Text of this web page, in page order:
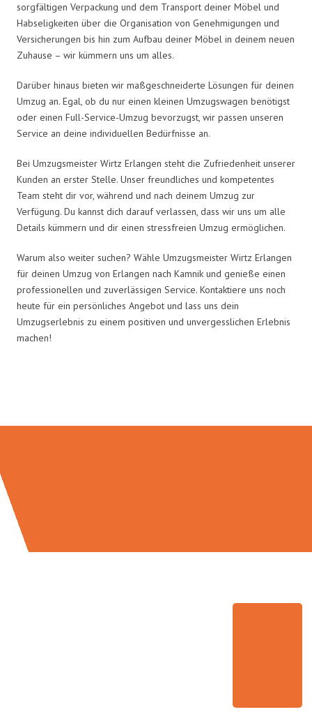
sorgfältigen Verpackung und dem Transport deiner Möbel und
Habseligkeiten über die Organisation von Genehmigungen und
Versicherungen bis hin zum Aufbau deiner Möbel in deinem neuen
Zuhause – wir kümmern uns um alles.
Darüber hinaus bieten wir maßgeschneiderte Lösungen für deinen
Umzug an. Egal, ob du nur einen kleinen Umzugswagen benötigst
oder einen Full-Service-Umzug bevorzugst, wir passen unseren
Service an deine individuellen Bedürfnisse an.
Bei Umzugsmeister Wirtz Erlangen steht die Zufriedenheit unserer
Kunden an erster Stelle. Unser freundliches und kompetentes
Team steht dir vor, während und nach deinem Umzug zur
Verfügung. Du kannst dich darauf verlassen, dass wir uns um alle
Details kümmern und dir einen stressfreien Umzug ermöglichen.
Warum also weiter suchen? Wähle Umzugsmeister Wirtz Erlangen
für deinen Umzug von Erlangen nach Kamnik und genieße einen
professionellen und zuverlässigen Service. Kontaktiere uns noch
heute für ein persönliches Angebot und lass uns dein
Umzugserlebnis zu einem positiven und unvergesslichen Erlebnis
machen!